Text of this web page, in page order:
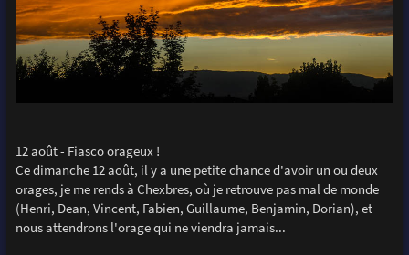
12 août - Fiasco orageux !
Ce dimanche 12 août, il y a une petite chance d'avoir un ou deux
orages, je me rends à Chexbres, où je retrouve pas mal de monde
(Henri, Dean, Vincent, Fabien, Guillaume, Benjamin, Dorian), et
nous attendrons l'orage qui ne viendra jamais...